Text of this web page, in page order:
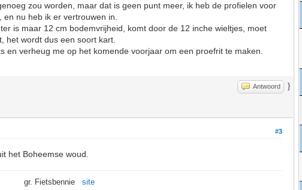
zou worden, maar dat is geen punt meer, ik heb de profielen voor
nu heb ik er vertrouwen in.
is maar 12 cm bodemvrijheid, komt door de 12 inche wieltjes, moet
het wordt dus een soort kart.
en verheug me op het komende voorjaar om een proefrit te maken.
Antwoord }
#3
het Boheemse woud.
gr. Fietsbenniesite